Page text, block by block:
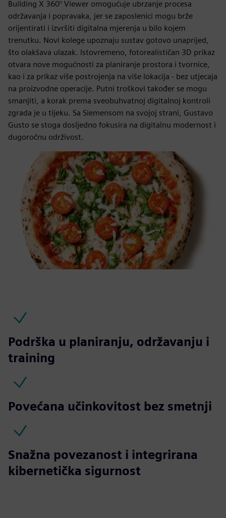
Building X 360° Viewer omogućuje ubrzanje procesa
održavanja i popravaka, jer se zaposlenici mogu brže
orijentirati i izvršiti digitalna mjerenja u bilo kojem
trenutku. Novi kolege upoznaju sustav gotovo unaprijed,
što olakšava ulazak. Istovremeno, fotorealističan 3D prikaz
otvara nove mogućnosti za planiranje prostora i tvornice,
kao i za prikaz više postrojenja na više lokacija - bez utjecaja
na proizvodne operacije. Putni troškovi također se mogu
smanjiti, a korak prema sveobuhvatnoj digitalnoj kontroli
zgrada je u tijeku. Sa Siemensom na svojoj strani, Gustavo
Gusto se stoga dosljedno fokusira na digitalnu modernost i
dugoročnu održivost.
Podrška u planiranju, održavanju i
training
Povećana učinkovitost bez smetnji
Snažna povezanost i integrirana
kibernetička sigurnost